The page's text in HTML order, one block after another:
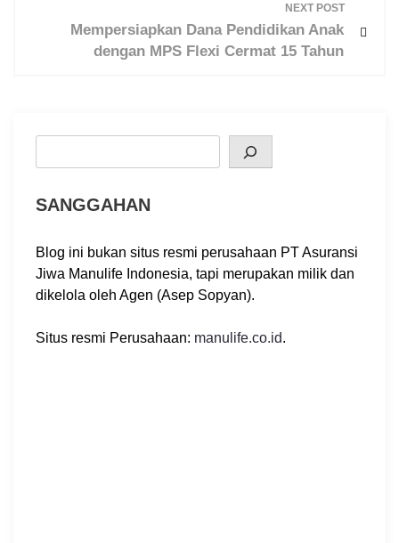
NEXT POST
Mempersiapkan Dana Pendidikan Anak
dengan MPS Flexi Cermat 15 Tahun
SANGGAHAN
Blog ini bukan situs resmi perusahaan PT Asuransi
Jiwa Manulife Indonesia, tapi merupakan milik dan
dikelola oleh Agen (Asep Sopyan).
Situs resmi Perusahaan: manulife.co.id.